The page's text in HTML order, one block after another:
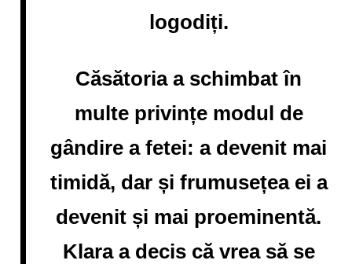
logodiți.
Căsătoria a schimbat în
multe privințe modul de
gândire a fetei: a devenit mai
timidă, dar și frumusețea ei a
devenit și mai proeminentă.
Klara a decis că vrea să se